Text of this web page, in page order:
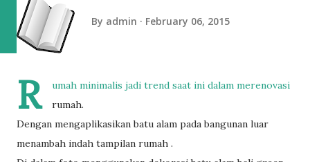
By admin February 06, 2015
R
umah minimalis jadi trend saat ini dalam merenovasi
rumah.
Dengan mengaplikasikan batu alam pada bangunan luar
menambah indah tampilan rumah .